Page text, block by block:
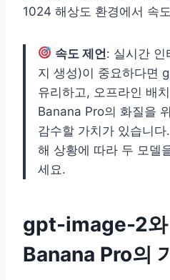
1024 해상도 환경에서 속
속도 제언: 실시간 인
지 생성)이 중요하다면
유리하고, 오프라인 배
Banana Pro의 화질을
감수할 가치가 있습니
해 상황에 따라 두 모델
세요.
gpt-image-2와
Banana Pro의